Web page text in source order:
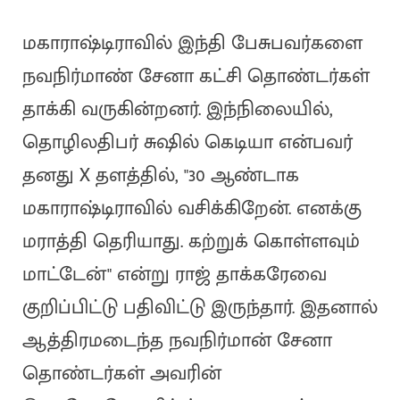
மகாராஷ்டிராவில் இந்தி பேசுபவர்களை
நவநிர்மாண் சேனா கட்சி தொண்டர்கள்
தாக்கி வருகின்றனர். இந்நிலையில்,
தொழிலதிபர் சுஷில் கெடியா என்பவர்
தனது X தளத்தில், "30 ஆண்டாக
மகாராஷ்டிராவில் வசிக்கிறேன். எனக்கு
மராத்தி தெரியாது. கற்றுக் கொள்ளவும்
மாட்டேன்" என்று ராஜ் தாக்கரேவை
குறிப்பிட்டு பதிவிட்டு இருந்தார். இதனால்
ஆத்திரமடைந்த நவநிர்மான் சேனா
தொண்டர்கள் அவரின்